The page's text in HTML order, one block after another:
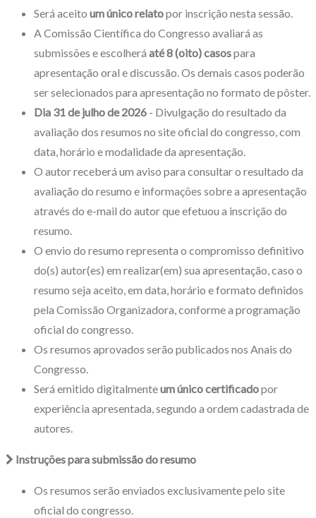
Será aceito um único relatopor inscrição nesta sessão.
A Comissão Científica do Congresso avaliará as
submissões e escolherá até 8 (oito) casospara
apresentação oral e discussão. Os demais casos poderão
ser selecionados para apresentação no formato de pôster.
Dia 31 de julho de 2026 - Divulgação do resultado da
avaliação dos resumos no site oficial do congresso, com
data, horário e modalidade da apresentação.
O autor receberá um aviso para consultar o resultado da
avaliação do resumo e informações sobre a apresentação
através do e-mail do autor que efetuou a inscrição do
resumo.
O envio do resumo representa o compromisso definitivo
do(s) autor(es) em realizar(em) sua apresentação, caso o
resumo seja aceito, em data, horário e formato definidos
pela Comissão Organizadora, conforme a programação
oficial do congresso.
Os resumos aprovados serão publicados nos Anais do
Congresso.
Será emitido digitalmenteum único certificadopor
experiência apresentada, segundo a ordem cadastrada de
autores.
Instruções para submissão do resumo
Os resumos serão enviados exclusivamente pelo site
oficial do congresso.